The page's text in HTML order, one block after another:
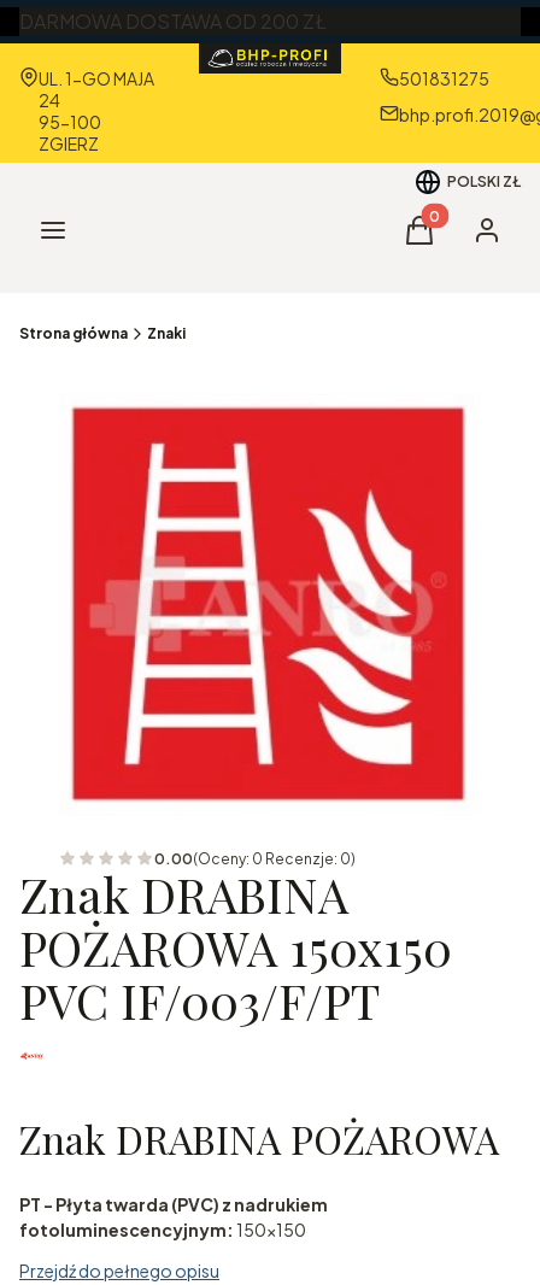
DARMOWA DOSTAWA OD 200 ZŁ
Adres:
UL. 1-GO MAJA
24
95-100
ZGIERZ
501831275
POLSKI ZŁ
Menu Produkty w
Koszyk
Strona główna Znaki
0.00(Oceny: 0 Recenzje: 0)
Znak DRABINA
POŻAROWA 150x150
PVC IF/003/F/PT
Znak DRABINA POŻAROWA
PT - Płyta twarda (PVC) z nadrukiem
fotoluminescencyjnym: 150x150
Przejdź do pełnego opisu